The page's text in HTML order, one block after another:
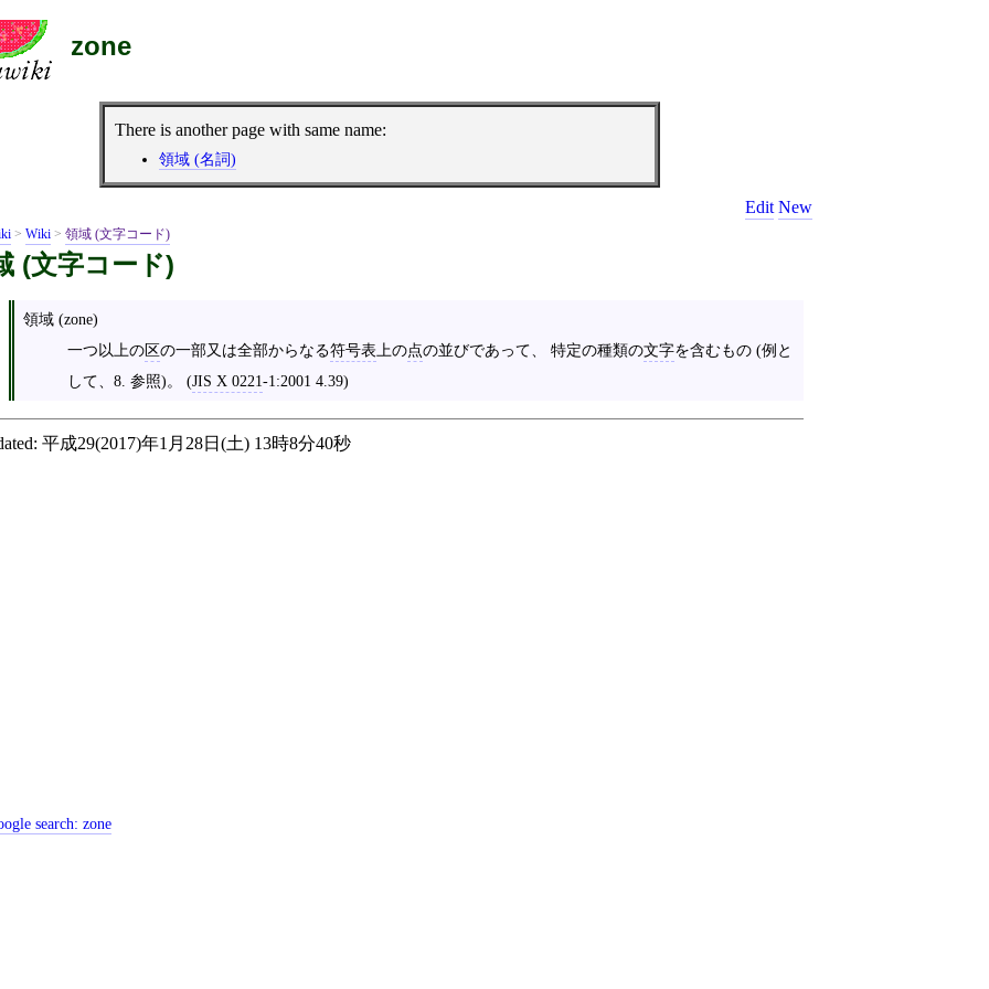
zone
There is another page with same name:
領域 (名詞)
Edit New
> Wiki > 領域 (文字コード)
(文字コード)
領域 (zone)
一つ以上の区の一部又は全部からなる符号表上の点の並びであって、 特定の種類の文字を含むもの (例と
して、8. 参照)。 (JIS X 0221‐1:2001 4.39)
平成29(2017)年1月28日(土) 13時8分40秒
search:zone